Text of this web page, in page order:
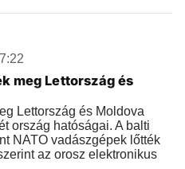
meg Lettország és
Lettország és Moldova
ország hatóságai. A balti
NATO vadászgépek lőtték
az orosz elektronikus